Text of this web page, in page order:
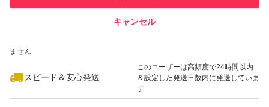
ません
スピード＆安心発送
このユーザーは高頻度で24時間以内
＆設定した発送日数内に発送していま
す
キャンセル